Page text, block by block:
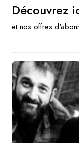
Découvrez
et nos offres